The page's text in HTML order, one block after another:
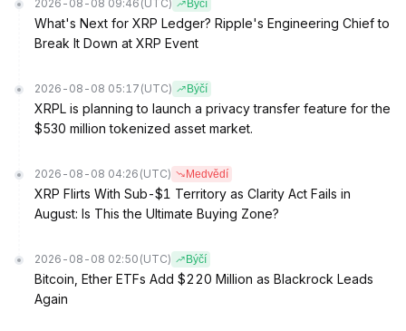
2026-08-08 09:46 (UTC) Býčí
What's Next for XRP Ledger? Ripple's Engineering Chief to
Break It Down at XRP Event
2026-08-08 05:17 (UTC) Býčí
XRPL is planning to launch a privacy transfer feature for the
$530 million tokenized asset market.
2026-08-08 04:26 (UTC) Medvědí
XRP Flirts With Sub-$1 Territory as Clarity Act Fails in
August: Is This the Ultimate Buying Zone?
2026-08-08 02:50 (UTC) Býčí
Bitcoin, Ether ETFs Add $220 Million as Blackrock Leads
Again